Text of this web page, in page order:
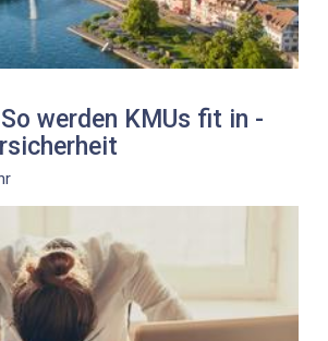
So werden KMUs fit in